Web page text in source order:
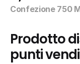
Confezione 750
Prodotto
punti